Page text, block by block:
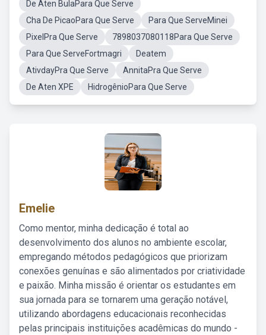
De Aten BulaPara Que Serve
Cha De PicaoPara Que Serve
Para Que ServeMinei
PixelPra Que Serve
7898037080118Para Que Serve
Para Que ServeFortmagri
Deatem
AtivdayPra Que Serve
AnnitaPra Que Serve
De Aten XPE
HidrogênioPara Que Serve
Emelie
Como mentor, minha dedicação é total ao
desenvolvimento dos alunos no ambiente escolar,
empregando métodos pedagógicos que priorizam
conexões genuínas e são alimentados por criatividade
e paixão. Minha missão é orientar os estudantes em
sua jornada para se tornarem uma geração notável,
utilizando abordagens educacionais reconhecidas
pelas principais instituições acadêmicas do mundo -